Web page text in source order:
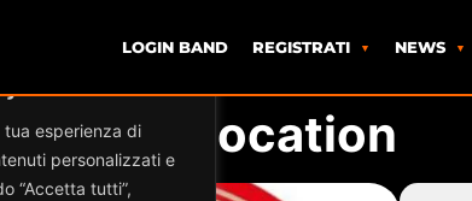
tua esperienza di
personalizzati e
“Accetta tutti”,
LOGIN BAND REGISTRATI NEWS
at this location